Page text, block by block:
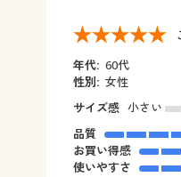
年代: 60代
性別: 女性
サイズ感 小さい
品質
お買い得感
使いやすさ